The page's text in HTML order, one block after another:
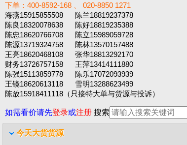
下单：400-8592-168 、 020-8850 1271‬
海燕15915855508 陈兰18819237378
陈良18320078638 陈好18819235388
陈忠18620766708 陈立15989059728
陈源13719324758 陈林13570157488
王亮18620468108 张华18813292170
财务13726757158 王萍13414111880
陈强15113859778 陈乐17072093939
王镜18620613118 雪明13288623499
陈放15918411118（只接特大单与货源与投诉）
如需看价请先登录或注册 搜索
今天大货货源